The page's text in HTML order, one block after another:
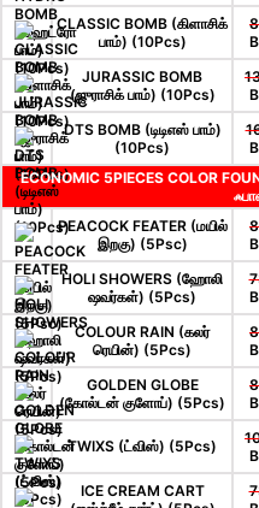
CLASSIC BOMB (கிளாசிக்
பாம்) (10Pcs)
JURASSIC BOMB
(ஜுராசிக் பாம்) (10Pcs)
DTS BOMB (டிடிஎஸ் பாம்)
(10Pcs)
ECONOMIC 5PIECES COLOR
PEACOCK FEATER (மயில்
இறகு) (5Psc)
HOLI SHOWERS (ஹோலி
ஷவர்கள்) (5Pcs)
COLOUR RAIN (கலர்
ரெயின்) (5Pcs)
GOLDEN GLOBE
(கோல்டன் குளோப்) (5Pcs)
TWIXS (ட்விஸ்) (5Pcs)
ICE CREAM CART